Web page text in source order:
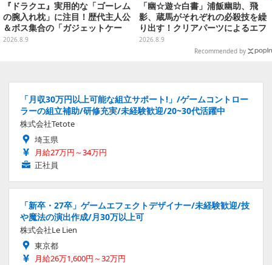
『ドラクエ』実用的な「ゴーレム
の腕入れ枕」に注目！歴代主人公
＆ボス集合の「ガジェットケー
ス」ほか9プライズが続々展開
2026.8.9
「幽☆遊☆白書」浦飯幽助、飛
影、蔵馬がそれぞれの必殺技を繰
り出す！クリアパーツによるエフ
ェクト演出で迫力満載
2026.8.9
Recommended by
「月収30万円以上可能な組立サポート!」/ゲームコントロー
ラーの組立補助/研修充実/未経験歓迎/20~30代活躍中
株式会社Tetote
埼玉県
月給27万円～34万円
正社員
「新卒・27卒」ゲームエフェクトデザイナー/未経験歓迎/技
や魔法の演出作成/月30万以上可
株式会社Le Lien
東京都
月給26万1,600円～32万円